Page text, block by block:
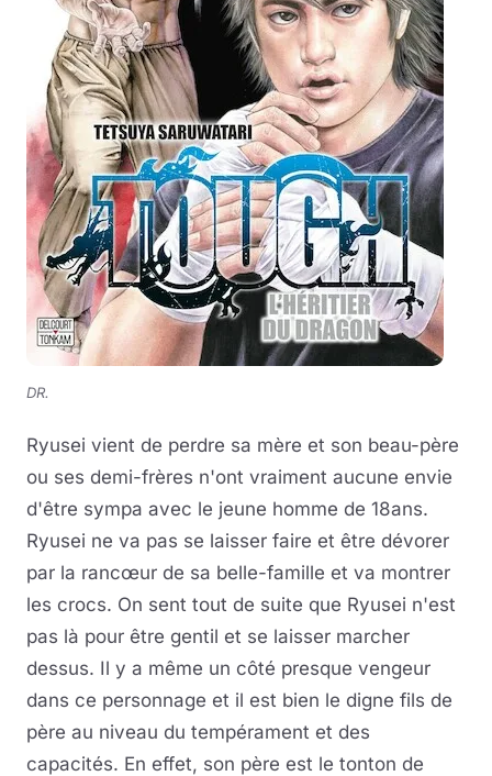
DR.
Ryusei vient de perdre sa mère et son beau-père
ou ses demi-frères n'ont vraiment aucune envie
d'être sympa avec le jeune homme de 18ans.
Ryusei ne va pas se laisser faire et être dévorer
par la rancœur de sa belle-famille et va montrer
les crocs. On sent tout de suite que Ryusei n'est
pas là pour être gentil et se laisser marcher
dessus. Il y a même un côté presque vengeur
dans ce personnage et il est bien le digne fils de
père au niveau du tempérament et des
capacités. En effet, son père est le tonton de